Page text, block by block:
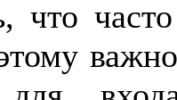
что